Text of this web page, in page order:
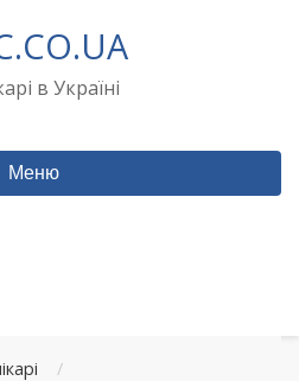
в Україні
Меню
/